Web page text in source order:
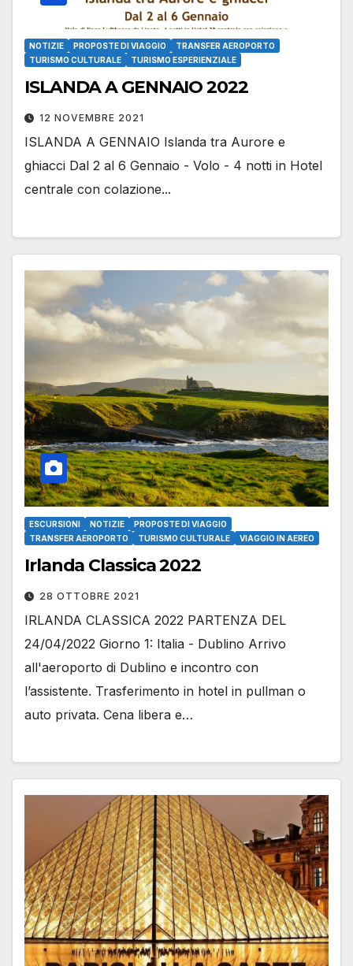
NOTIZIE PROPOSTE DI VIAGGIO
TRANSFER AEROPORTO
TURISMO CULTURALE
TURISMO ESPERIENZIALE
ISLANDA A GENNAIO 2022
12 NOVEMBRE 2021
ISLANDA A GENNAIO Islanda tra Aurore e
ghiacci Dal 2 al 6 Gennaio - Volo - 4 notti in Hotel
centrale con colazione...
ESCURSIONI NOTIZIE
PROPOSTE DI VIAGGIO
TRANSFER AEROPORTO
TURISMO CULTURALE VIAGGIO IN AEREO
Irlanda Classica 2022
28 OTTOBRE 2021
IRLANDA CLASSICA 2022 PARTENZA DEL
24/04/2022 Giorno 1: Italia - Dublino Arrivo
all'aeroporto di Dublino e incontro con
l’assistente. Trasferimento in hotel in pullman o
auto privata. Cena libera e…